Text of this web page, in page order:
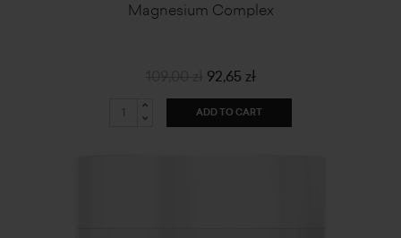
Magnesium Complex
92,65 zł
ADD TO CART